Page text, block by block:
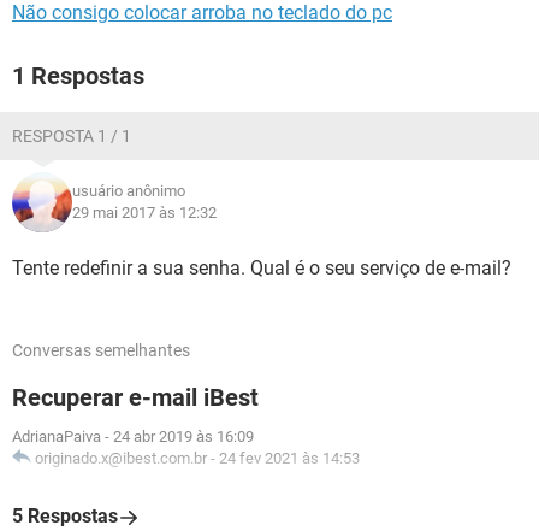
Não consigo colocar arroba no teclado do pc
1 Respostas
RESPOSTA 1 / 1
usuário anônimo
29 mai 2017 às 12:32
Tente redefinir a sua senha. Qual é o seu serviço de e-mail?
Conversas semelhantes
Recuperar e-mail iBest
AdrianaPaiva - 24 abr 2019 às 16:09
originado.x@ibest.com.br - 24 fev 2021 às 14:53
5 Respostas